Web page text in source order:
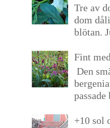
Tre av
dom
blötan.
Fint
Den
+10 sol